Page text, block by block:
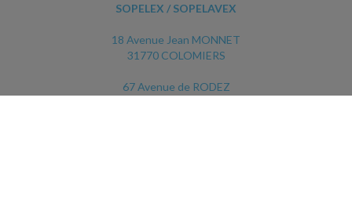
SOPELEX / SOPELAVEX
18 Avenue Jean MONNET
31770 COLOMIERS
67 Avenue de RODEZ